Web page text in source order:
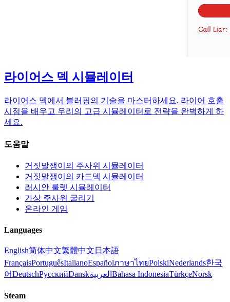
라이어스 덱 시뮬레이터
라이어스 덱에서 블러핑의 기술을 마스터하세요. 라이어 호출
시점을 배우고 우리의 고급 시뮬레이터로 전략을 완벽하게 하
세요.
도움말
거짓말쟁이의 주사위 시뮬레이터
거짓말쟁이의 카드덱 시뮬레이터
러시안 룰렛 시뮬레이터
가상 주사위 굴리기
온라인 게임
Languages
English简体中文繁體中文 日本語
FrançaisPortuguêsItalianoEspañolภาษาไทยPolskiNederlands한국
어DeutschРусскийDanskالعربية Bahasa IndonesiaTürkçeNorsk
Steam